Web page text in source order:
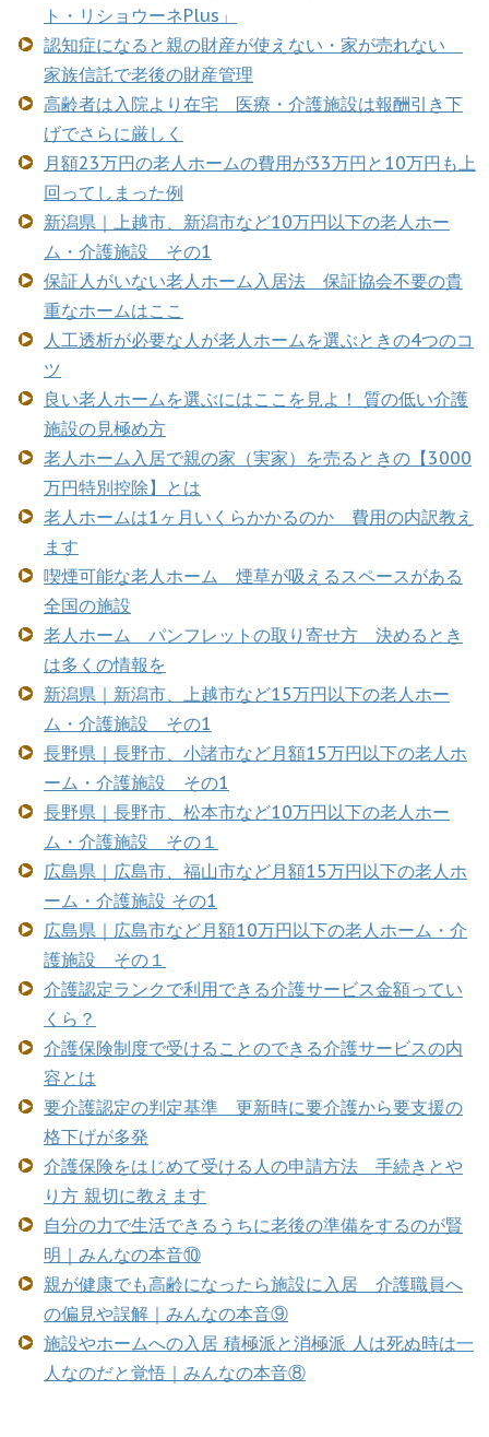
ト・リショウーネPlus」
認知症になると親の財産が使えない・家が売れない
家族信託で老後の財産管理
高齢者は入院より在宅 医療・介護施設は報酬引き下
げでさらに厳しく
月額23万円の老人ホームの費用が33万円と10万円も上
回ってしまった例
新潟県｜上越市、新潟市など10万円以下の老人ホー
ム・介護施設 その1
保証人がいない老人ホーム入居法 保証協会不要の貴
重なホームはここ
人工透析が必要な人が老人ホームを選ぶときの4つのコ
ツ
良い老人ホームを選ぶにはここを見よ！ 質の低い介護
施設の見極め方
老人ホーム入居で親の家（実家）を売るときの【3000
万円特別控除】とは
老人ホームは1ヶ月いくらかかるのか 費用の内訳教え
ます
喫煙可能な老人ホーム 煙草が吸えるスペースがある
全国の施設
老人ホーム パンフレットの取り寄せ方 決めるとき
は多くの情報を
新潟県｜新潟市、上越市など15万円以下の老人ホー
ム・介護施設 その1
長野県｜長野市、小諸市など月額15万円以下の老人ホ
ーム・介護施設 その1
長野県｜長野市、松本市など10万円以下の老人ホー
ム・介護施設 その１
広島県｜広島市、福山市など月額15万円以下の老人ホ
ーム・介護施設 その1
広島県｜広島市など月額10万円以下の老人ホーム・介
護施設 その１
介護認定ランクで利用できる介護サービス金額ってい
くら？
介護保険制度で受けることのできる介護サービスの内
容とは
要介護認定の判定基準 更新時に要介護から要支援の
格下げが多発
介護保険をはじめて受ける人の申請方法 手続きとや
り方 親切に教えます
自分の力で生活できるうちに老後の準備をするのが賢
明｜みんなの本音⑩
親が健康でも高齢になったら施設に入居 介護職員へ
の偏見や誤解｜みんなの本音⑨
施設やホームへの入居 積極派と消極派 人は死ぬ時は一
人なのだと覚悟｜みんなの本音⑧